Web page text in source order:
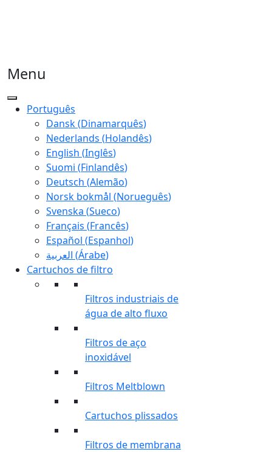
Menu
Português
Dansk(Dinamarquês)
Nederlands (Holandês)
English (Inglês)
Suomi (Finlandês)
Deutsch (Alemão)
Norsk bokmål (Norueguês)
Svenska (Sueco)
Français (Francês)
Español (Espanhol)
العربية (Árabe)
Cartuchos de filtro
Filtros industriais de
água de alto fluxo
Filtros de aço
inoxidável
Filtros Meltblown
Cartuchos plissados
Filtros de membrana